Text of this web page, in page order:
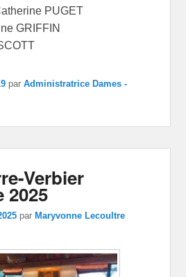
PUGET
GRIFFIN
parAdministratrice Dames -
Verbier
2025
par Maryvonne Lecoultre